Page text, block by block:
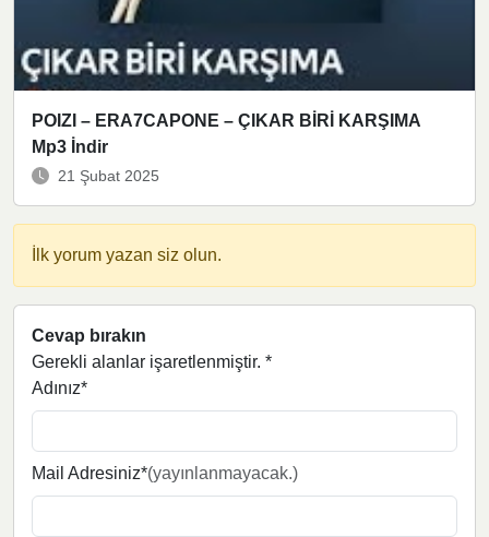
POIZI – ERA7CAPONE – ÇIKAR BİRİ KARŞIMA
Mp3 İndir
21 Şubat 2025
İlk yorum yazan siz olun.
Cevap bırakın
Gerekli alanlar işaretlenmiştir. *
Adınız*
Mail Adresiniz*(yayınlanmayacak.)